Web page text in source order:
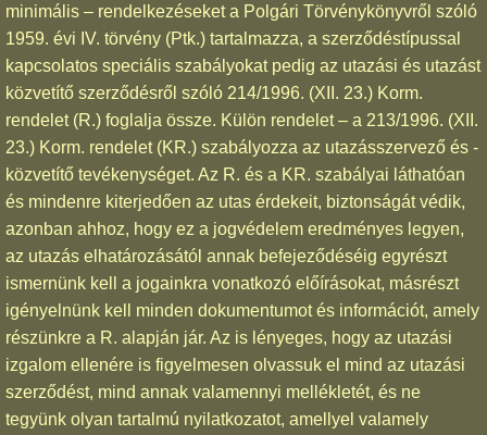
minimális – rendelkezéseket a Polgári Törvénykönyvről szóló
1959. évi IV. törvény (Ptk.) tartalmazza, a szerződéstípussal
kapcsolatos speciális szabályokat pedig az utazási és utazást
közvetítő szerződésről szóló 214/1996. (XII. 23.) Korm.
rendelet (R.) foglalja össze. Külön rendelet – a 213/1996. (XII.
23.) Korm. rendelet (KR.) szabályozza az utazásszervező és -
közvetítő tevékenységet. Az R. és a KR. szabályai láthatóan
és mindenre kiterjedően az utas érdekeit, biztonságát védik,
azonban ahhoz, hogy ez a jogvédelem eredményes legyen,
az utazás elhatározásától annak befejeződéséig egyrészt
ismernünk kell a jogainkra vonatkozó előírásokat, másrészt
igényelnünk kell minden dokumentumot és információt, amely
részünkre a R. alapján jár. Az is lényeges, hogy az utazási
izgalom ellenére is figyelmesen olvassuk el mind az utazási
szerződést, mind annak valamennyi mellékletét, és ne
tegyünk olyan tartalmú nyilatkozatot, amellyel valamely